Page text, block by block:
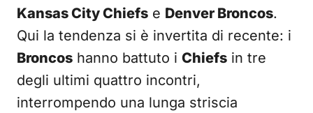
Kansas City Chiefs e Denver Broncos.
Qui la tendenza si è invertita di recente: i
Broncos hanno battuto i Chiefs in tre
degli ultimi quattro incontri,
interrompendo una lunga striscia